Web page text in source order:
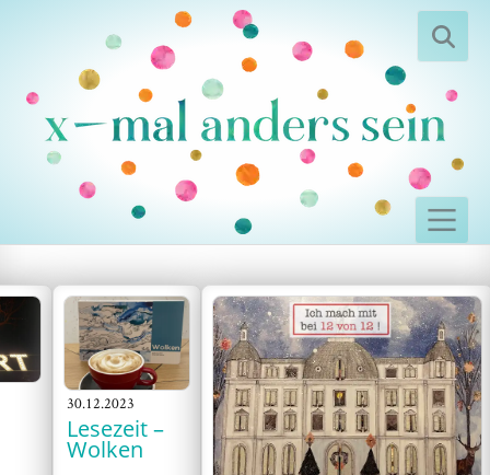
30.12.2023
Lesezeit –
Wolken